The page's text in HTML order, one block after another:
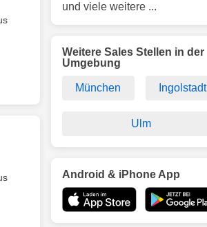
und viele weitere ...
Weitere Sales Stellen in der
Umgebung
München Ingolstadt
Ulm
Android & iPhone App